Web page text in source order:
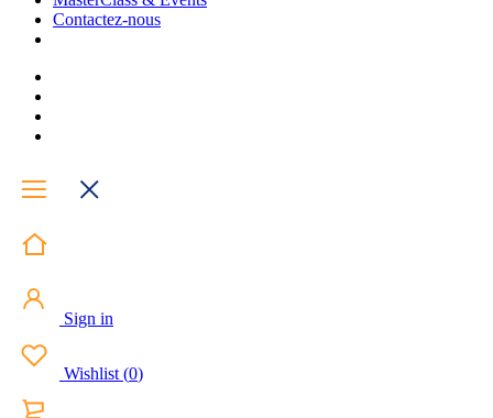
Contactez-nous
Sign in
Wishlist (0)